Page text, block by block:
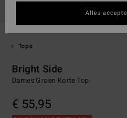
Tops
Bright Side
Dames Groen Korte Top
€ 55,95
Alles